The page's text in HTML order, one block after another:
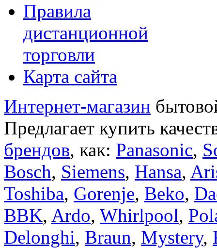
Правила
дистанционной
торговли
Карта сайта
Интернет-магазин
Предлагает купить
брендов, как: Panasonic,
Bosch, Siemens, Hansa,
Toshiba, Gorenje, Beko,
BBK, Ardo, Whirlpool,
Delonghi, Braun, Mystery,